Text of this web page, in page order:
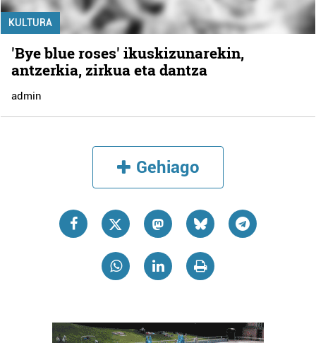
KULTURA
'Bye blue roses' ikuskizunarekin,
antzerkia, zirkua eta dantza
admin
Gehiago